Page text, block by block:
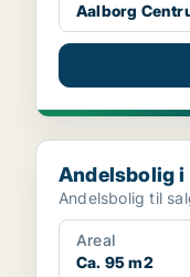
Aalborg
Andelsbolig i
Andelsbolig
Andelsbolig til
Areal
Ca. 95 m2